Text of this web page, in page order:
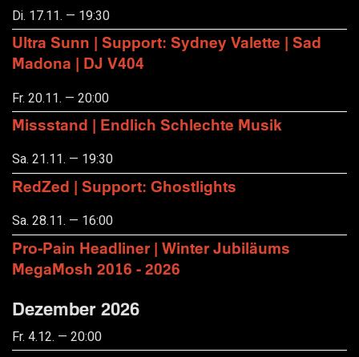
Di. 17.11. — 19:30
Ultra Sunn | Support: Sydney Valette | Sad
Madona | DJ V404
Fr. 20.11. — 20:00
Missstand | Endlich Schlechte Musik
Sa. 21.11. — 19:30
RedZed | Support: Ghostlights
Sa. 28.11. — 16:00
Pro-Pain Headliner | Winter Jubiläums
MegaMosh 2016 - 2026
Dezember 2026
Fr. 4.12. — 20:00